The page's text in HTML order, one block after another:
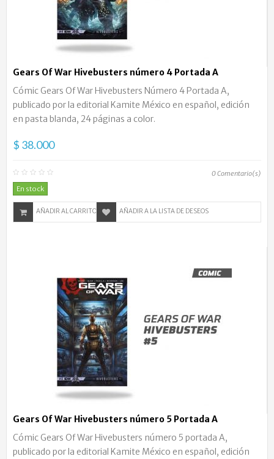
Gears Of War Hivebusters número 4 Portada A
Cómic Gears Of War Hivebusters Número 4 Portada A,
publicado por la editorial Kamite México en español, edición
en pasta blanda, 24 páginas a color.
$ 38.000
0Comentario(s)
En stock
AÑADIR AL CARRITO AÑADIR A LA LISTA DE DESEOS
Gears Of War Hivebusters número 5 Portada A
Cómic Gears Of War Hivebusters número 5 portada A,
publicado por la editorial Kamite México en español, edición